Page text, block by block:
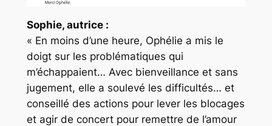
Sophie, autrice :
« En moins d’une heure, Ophélie a mis le
doigt sur les problématiques qui
m’échappaient… Avec bienveillance et sans
jugement, elle a soulevé les difficultés… et
conseillé des actions pour lever les blocages
et agir de concert pour remettre de l’amour